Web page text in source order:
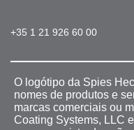
+35 1 21 926 60 00
O logótipo da Spies
nomes de produtos e
marcas comerciais ou
Coating Systems, LLC